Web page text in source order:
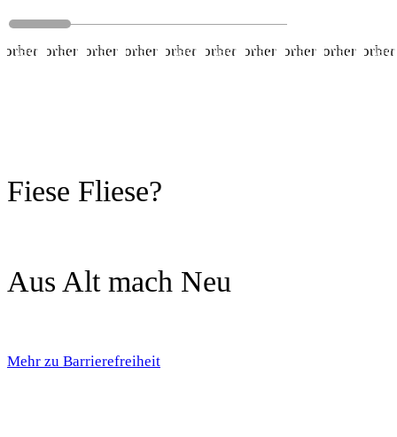
Nachher
Vorher
Nachher
Vorher
Nachher
Vorher
Nachher
Vorher
Nachher
Vorher
Nachher
Vorher
Nachher
Vorher
Nachher
Vorher
Nachher
Vorher
Fiese Fliese?
Aus Alt mach Neu
Mehr zu Barrierefreiheit